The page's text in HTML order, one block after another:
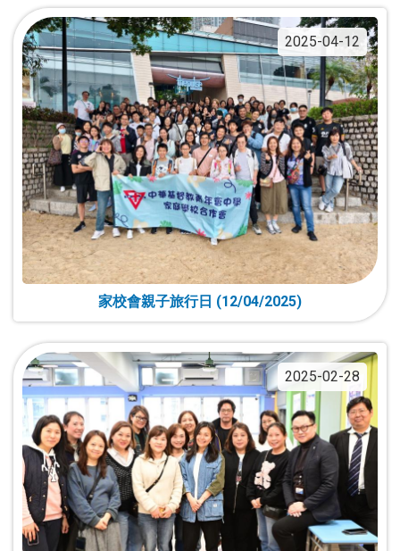
2025-04-12
家校會親子旅行日 (12/04/2025)
2025-02-28